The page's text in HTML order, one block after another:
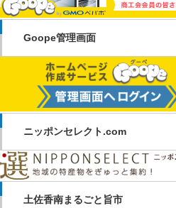
Goope管理画面
ニッポンセレクト.com
土佐香南まるごと旨市